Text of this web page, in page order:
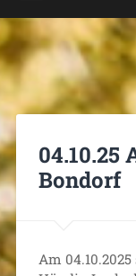
Bondorf
Am